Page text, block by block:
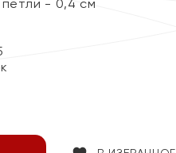
- 0,4 см